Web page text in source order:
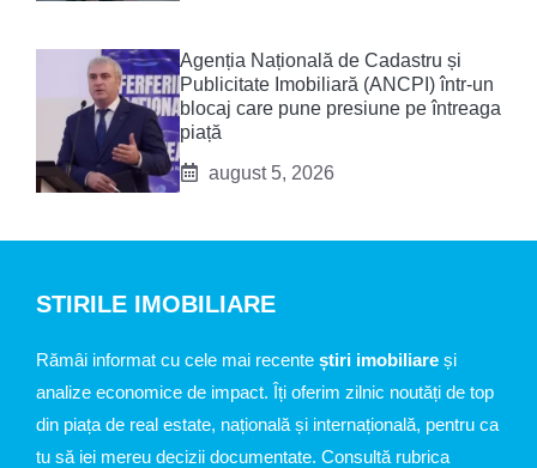
Agenția Națională de Cadastru și
Publicitate Imobiliară (ANCPI) într-un
blocaj care pune presiune pe întreaga
piață
august 5, 2026
STIRILE IMOBILIARE
Rămâi informat cu cele mai recente știri imobiliare și
analize economice de impact. Îți oferim zilnic noutăți de top
din piața de real estate, națională și internațională, pentru ca
tu să iei mereu decizii documentate. Consultă rubrica